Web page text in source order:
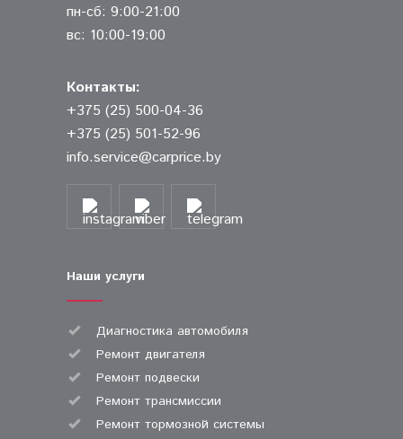
пн-сб: 9:00-21:00
вс: 10:00-19:00
Контакты:
+375 (25) 500-04-36
+375 (25) 501-52-96
info.service@carprice.by
Наши услуги
Диагностика автомобиля
Ремонт двигателя
Ремонт подвески
Ремонт трансмиссии
Ремонт тормозной системы